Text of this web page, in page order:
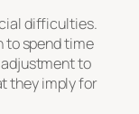
difficulties.
to spend time
to
they imply for